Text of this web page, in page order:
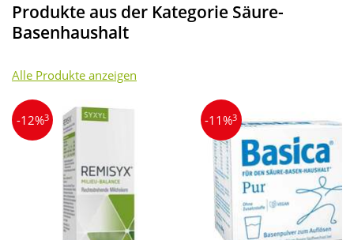
Produkte aus der Kategorie Säure-
Basenhaushalt
Alle Produkte anzeigen
-12%3 -11%3